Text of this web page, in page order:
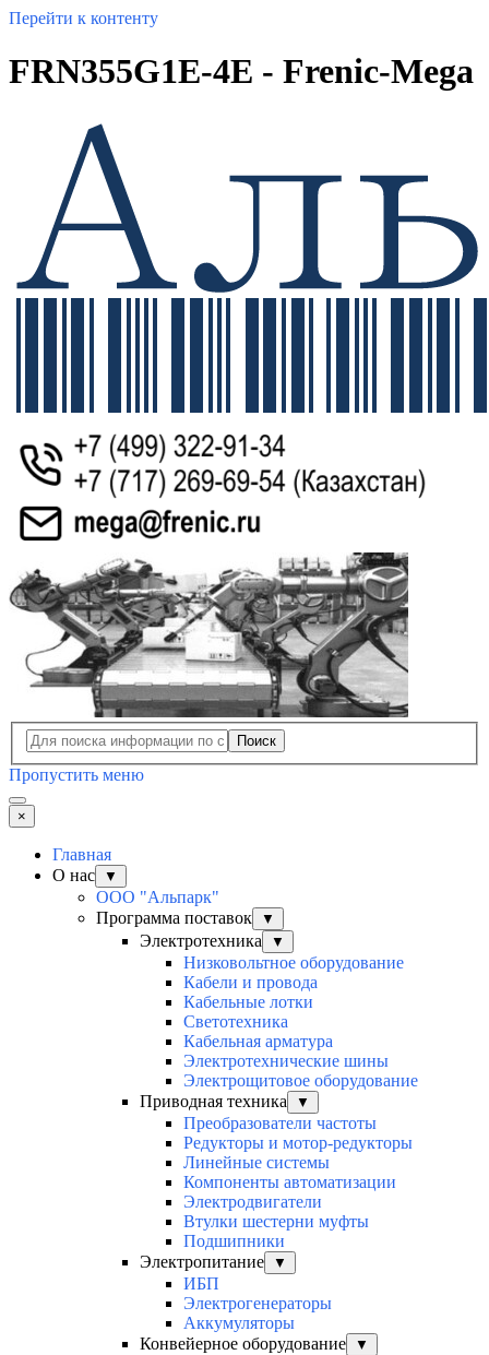
Перейти к контенту
FRN355G1E-4E - Frenic-Mega
Поиск
Пропустить меню
×
Главная
О нас
▼
ООО "Альпарк"
Программа поставок
▼
Электротехника ▼
Низковольтное оборудование
Кабели и провода
Кабельные лотки
Светотехника
Кабельная арматура
Электротехнические шины
Электрощитовое оборудование
Приводная техника
▼
Преобразователи частоты
Редукторы и мотор-редукторы
Линейные системы
Компоненты автоматизации
Электродвигатели
Втулки шестерни муфты
Подшипники
Электропитание
▼
ИБП
Электрогенераторы
Аккумуляторы
Конвейерное оборудование
▼